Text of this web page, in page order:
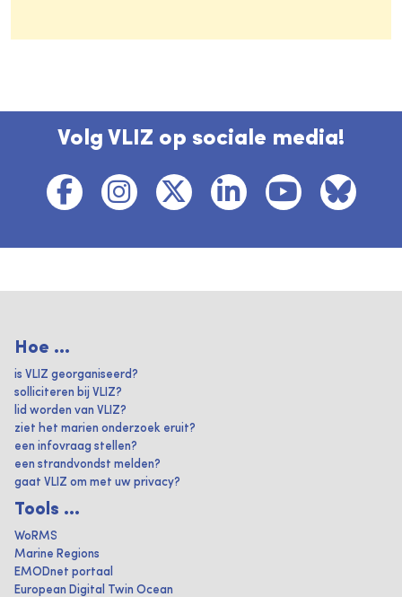
Volg VLIZ op sociale media!
Hoe ...
is VLIZ georganiseerd?
solliciteren bij VLIZ?
lid worden van VLIZ?
ziet het marien onderzoek eruit?
een infovraag stellen?
een strandvondst melden?
gaat VLIZ om met uw privacy?
Tools ...
WoRMS
Marine Regions
EMODnet portaal
European Digital Twin Ocean